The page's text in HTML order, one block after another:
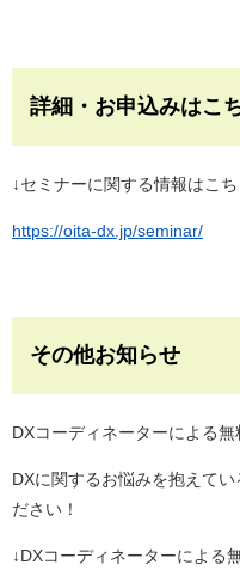
詳細・お申込みはこ
↓セミナーに関する情報はこち
https://oita-dx.jp/seminar/
その他お知らせ
DXコーディネーターによる無
DXに関するお悩みを抱えて
ださい！
↓DXコーディネーターによる